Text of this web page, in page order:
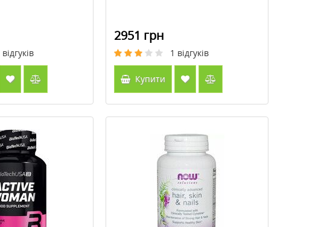
відгуків
2951 грн
1 відгуків
Купити